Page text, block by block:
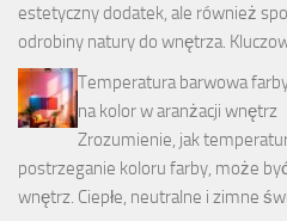
estetyczny dodatek, ale również
odrobiny natury do wnętrza.
Temperatura barwowa
na kolor w aranżacji wnętrz
Zrozumienie, jak
postrzeganie koloru farby, może
wnętrz. Ciepłe, neutralne i zimne